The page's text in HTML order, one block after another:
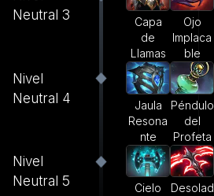
Neutral 3
Capa
de
Llamas
Ojo
Implaca
ble
Nivel
Neutral 4
Jaula
Resona
nte
Péndulo
del
Profeta
Nivel
Neutral 5
Cielo
Desolad